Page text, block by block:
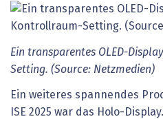
Ein transparentes OLED-
Setting. (Source: Netzmedien)
Ein weiteres spannendes
ISE 2025 war das Holo-